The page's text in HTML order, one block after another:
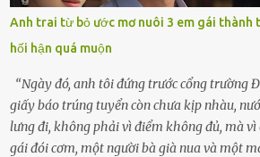
lòng cũng rộn ràng. Bà vốn ít có dịp đi xa vì
nên lần này cũng đành ở nhà. Thảo ôm
“Con sẽ nhặt thật nhiều vỏ sò cho mẹ nhé!”
bánh rời khỏi bến...
Anh trai từ bỏ ước mơ nuôi 3 em gái thành
hối hận quá muộn
“Ngày đó, anh tôi đứng trước cổng trường
giấy báo trúng tuyển còn chưa kịp nhàu,
lưng đi, không phải vì điểm không đủ, mà vì
gái đói cơm, một người bà già nua và một